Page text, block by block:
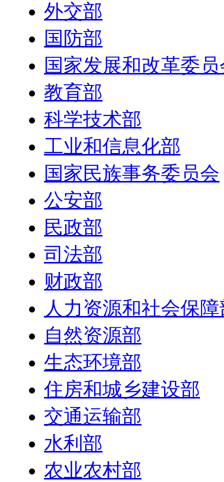
外交部
国防部
国家发展和改革委
教育部
科学技术部
工业和信息化部
国家民族事务委员会
公安部
民政部
司法部
财政部
人力资源和社会保
自然资源部
生态环境部
住房和城乡建设部
交通运输部
水利部
农业农村部